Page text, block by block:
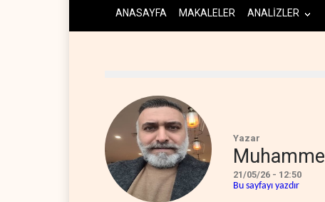
ANASAYFA MAKALELER ANALİZLER
Yazar
21/05/26 - 12:50
Bu sayfayı yazdır